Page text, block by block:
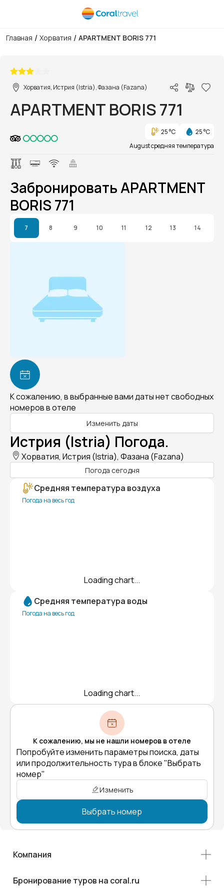
Главная / Хорватия / APARTMENT BORIS 771
Хорватия, Истрия (Istria), Фазана (Fazana)
APARTMENT BORIS 771
25 °C
25 °C
August средняя температура
Забронировать APARTMENT
BORIS 771
7 8 9 10 11 12 13 14
К сожалению, в выбранные вами даты нет свободных
номеров в отеле
Изменить даты
Истрия (Istria) Погода.
Хорватия, Истрия (Istria), Фазана (Fazana)
Погода сегодня
Средняя температура воздуха
Погода на весь год
Loading chart...
Средняя температура воды
Погода на весь год
Loading chart...
К сожалению, мы не нашли номеров в отеле
Попробуйте изменить параметры поиска, даты
или продолжительность тура в блоке "Выбрать
номер"
Изменить
Выбрать номер
Компания
Бронирование туров на coral.ru